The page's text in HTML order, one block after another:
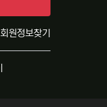
회원정보찾기